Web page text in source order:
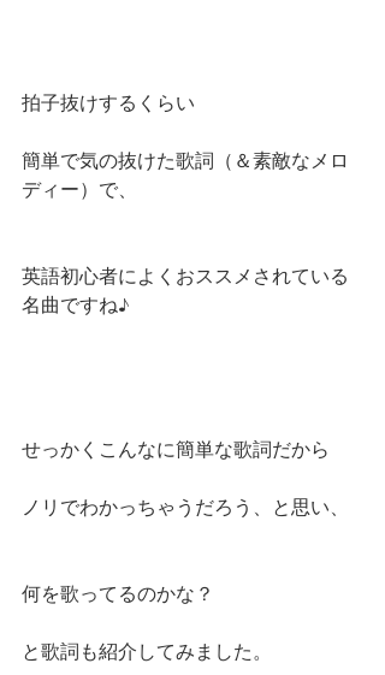
拍子抜けするくらい
簡単で気の抜けた歌詞（＆素敵なメロ
ディー）で、
英語初心者によくおススメされている
名曲ですね♪
せっかくこんなに簡単な歌詞だから
ノリでわかっちゃうだろう、と思い、
何を歌ってるのかな？
と歌詞も紹介してみました。